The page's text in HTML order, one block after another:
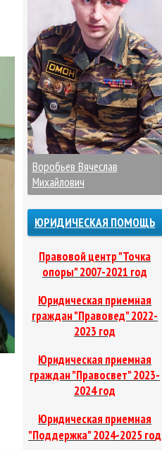
Воробьев Вячеслав
Михайлович
ЮРИДИЧЕСКАЯ ПОМОЩЬ
Правовой центр "Точка
опоры" 2007-2021 год
Юридическая приемная
граждан "Правовед"2022-
2023 год
Юридическая приемная
граждан "Правосвет"2023-
2024 год
Юридическая приемная
"Поддержка"2024-2025 год